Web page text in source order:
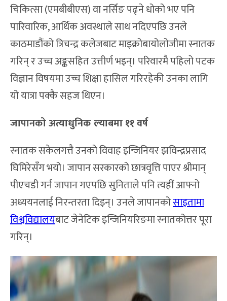
चिकित्सा (एमबीबीएस) वा नर्सिङ पढ्ने धोको भए पनि
पारिवारिक, आर्थिक अवस्थाले साथ नदिएपछि उनले
काठमाडौंको त्रिचन्द्र कलेजबाट माइक्रोबायोलोजीमा स्नातक
गरिन् र उच्च अङ्कसहित उत्तीर्ण भइन्। परिवारमै पहिलो पटक
विज्ञान विषयमा उच्च शिक्षा हासिल गरिरहेकी उनका लागि
यो यात्रा पक्कै सहज थिएन।
जापानको अत्याधुनिक ल्याबमा ११ वर्ष
स्नातक सकेलगत्तै उनको विवाह इन्जिनियर झविन्द्रप्रसाद
घिमिरेसँग भयो। जापान सरकारको छात्रवृत्ति पाएर श्रीमान्
पीएचडी गर्न जापान गएपछि सुनिताले पनि त्यहीं आफ्नो
अध्ययनलाई निरन्तरता दिइन्। उनले जापानकोसाइतामा
विश्वविद्यालयबाट जेनेटिक इन्जिनियरिङमा स्नातकोत्तर पूरा
गरिन्।